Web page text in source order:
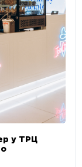
у ТРЦ